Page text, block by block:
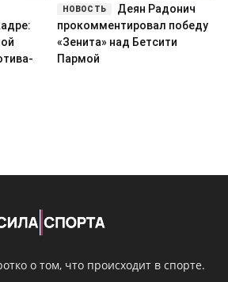
Деян Радонич
прокомментировал победу
«Зенита» над Бетсити
Пармой
о том, что происходит в спорте.